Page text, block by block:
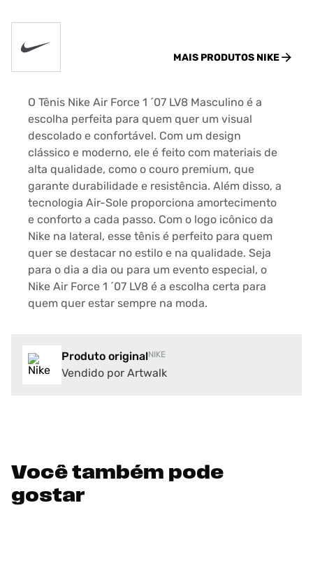
MAIS PRODUTOS NIKE
O Tênis Nike Air Force 1 ´07 LV8 Masculino é a
escolha perfeita para quem quer um visual
descolado e confortável. Com um design
clássico e moderno, ele é feito com materiais de
alta qualidade, como o couro premium, que
garante durabilidade e resistência. Além disso, a
tecnologia Air-Sole proporciona amortecimento
e conforto a cada passo. Com o logo icônico da
Nike na lateral, esse tênis é perfeito para quem
quer se destacar no estilo e na qualidade. Seja
para o dia a dia ou para um evento especial, o
Nike Air Force 1 ´07 LV8 é a escolha certa para
quem quer estar sempre na moda.
Produto originalNIKE
Vendido por Artwalk
Você também pode
gostar